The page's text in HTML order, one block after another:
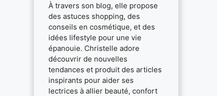
À travers son blog, elle propose
des astuces shopping, des
conseils en cosmétique, et des
idées lifestyle pour une vie
épanouie. Christelle adore
découvrir de nouvelles
tendances et produit des articles
inspirants pour aider ses
lectrices à allier beauté, confort